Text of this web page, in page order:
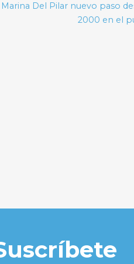
Del Pilar nuevo paso
2000 en el